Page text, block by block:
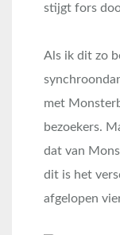
Als ik dit zo
met
bezoekers.
dat van
dit is het
afgelopen